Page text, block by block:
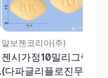
알보젠코리아(주)
젠시가정10밀리그램
(다파글리플로진무